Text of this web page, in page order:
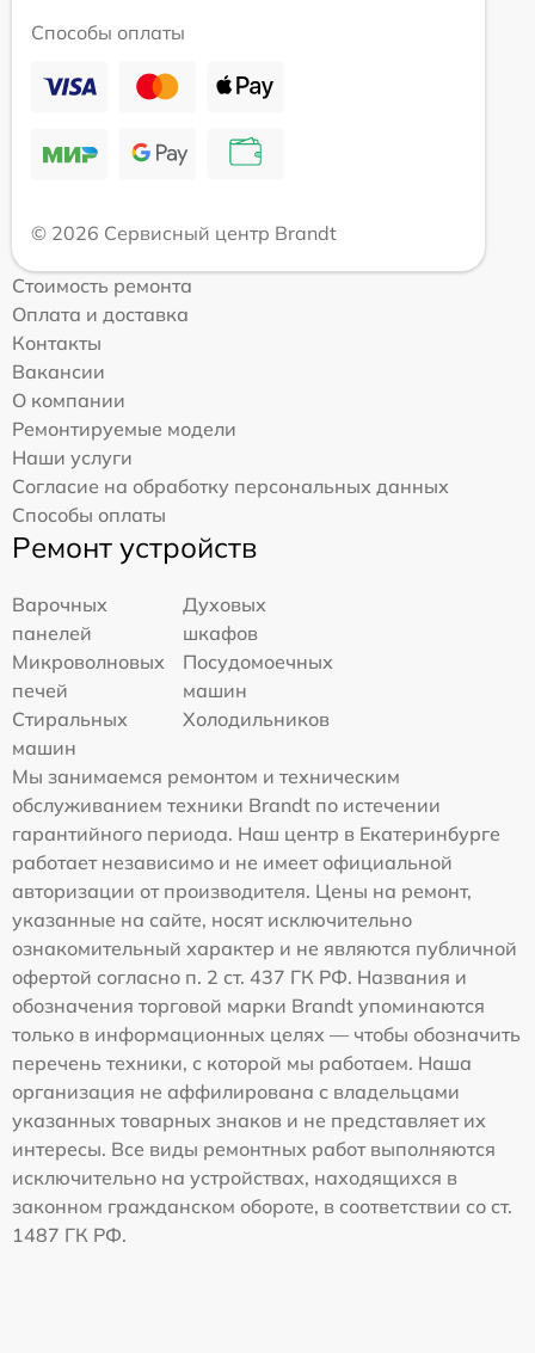
Способы оплаты
© 2026 Сервисный центр Brandt
Стоимость ремонта
Оплата и доставка
Контакты
Вакансии
О компании
Ремонтируемые модели
Наши услуги
Согласие на обработку персональных данных
Способы оплаты
Ремонт устройств
Варочных
панелей
Духовых
шкафов
Микроволновых
печей
Посудомоечных
машин
Стиральных
машин
Холодильников
Мы занимаемся ремонтом и техническим
обслуживанием техники Brandt по истечении
гарантийного периода. Наш центр в Екатеринбурге
работает независимо и не имеет официальной
авторизации от производителя. Цены на ремонт,
указанные на сайте, носят исключительно
ознакомительный характер и не являются публичной
офертой согласно п. 2 ст. 437 ГК РФ. Названия и
обозначения торговой марки Brandt упоминаются
только в информационных целях — чтобы обозначить
перечень техники, с которой мы работаем. Наша
организация не аффилирована с владельцами
указанных товарных знаков и не представляет их
интересы. Все виды ремонтных работ выполняются
исключительно на устройствах, находящихся в
законном гражданском обороте, в соответствии со ст.
1487 ГК РФ.